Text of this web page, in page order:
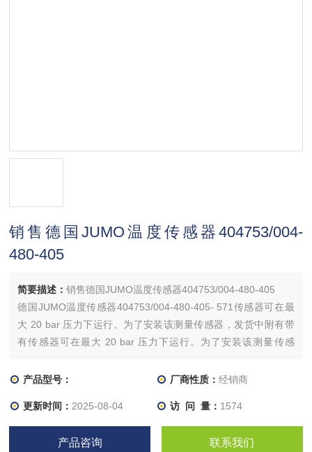
销售德国JUMO温度传感器404753/004-
480-405
简要描述：销售德国JUMO温度传感器404753/004-480-405
德国JUMO温度传感器404753/004-480-405- 571传感器可在最
大 20 bar 压力下运行。为了安装该测量传感器，发货中附有带
有传感器可在最大 20 bar 压力下运行。为了安装该测量传感
用，用于对危险场所中的电机进行远程控制。它们提供电路控制
产品型号： 厂商性质： 经销商
更新时间： 2025-08-04 访 问 量： 1574
产品咨询 联系我们